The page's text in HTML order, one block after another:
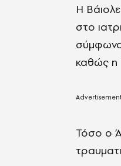
Η
στο
καθώς η
Τόσο ο